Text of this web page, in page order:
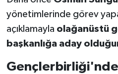
yönetimlerinde görev
açıklamayla olağanüstü
başkanlığa aday